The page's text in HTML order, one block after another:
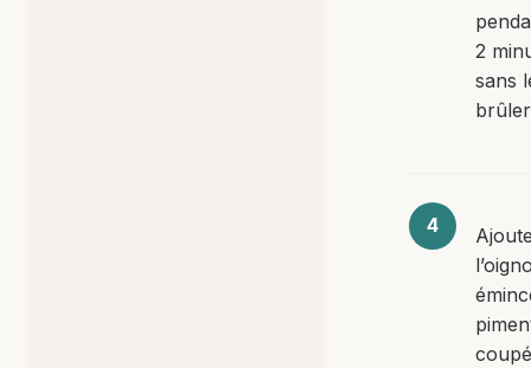
2
sans